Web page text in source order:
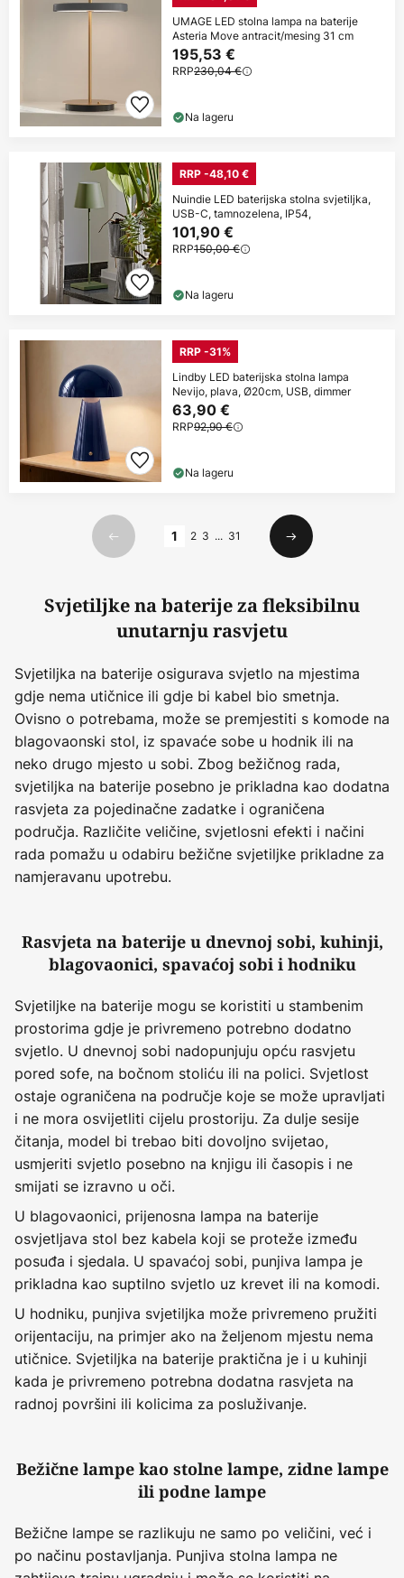
UMAGE LED stolna lampa na baterije
Asteria Move antracit/mesing 31 cm
195,53 €
RRP230,04 €
Na lageru
RRP -48,10 €
Nuindie LED baterijska stolna svjetiljka,
USB-C, tamnozelena, IP54,
101,90 €
RRP150,00 €
Na lageru
RRP -31%
Lindby LED baterijska stolna lampa
Nevijo, plava, Ø20cm, USB, dimmer
63,90 €
RRP92,90 €
Na lageru
Prethodno
1 2 3 ... 31
Sljedeći
Svjetiljke na baterije za fleksibilnu
unutarnju rasvjetu
Svjetiljka na baterije osigurava svjetlo na mjestima
gdje nema utičnice ili gdje bi kabel bio smetnja.
Ovisno o potrebama, može se premjestiti s komode na
blagovaonski stol, iz spavaće sobe u hodnik ili na
neko drugo mjesto u sobi. Zbog bežičnog rada,
svjetiljka na baterije posebno je prikladna kao dodatna
rasvjeta za pojedinačne zadatke i ograničena
područja. Različite veličine, svjetlosni efekti i načini
rada pomažu u odabiru bežične svjetiljke prikladne za
namjeravanu upotrebu.
Rasvjeta na baterije u dnevnoj sobi, kuhinji,
blagovaonici, spavaćoj sobi i hodniku
Svjetiljke na baterije mogu se koristiti u stambenim
prostorima gdje je privremeno potrebno dodatno
svjetlo. U dnevnoj sobi nadopunjuju opću rasvjetu
pored sofe, na bočnom stoliću ili na polici. Svjetlost
ostaje ograničena na područje koje se može upravljati
i ne mora osvijetliti cijelu prostoriju. Za dulje sesije
čitanja, model bi trebao biti dovoljno svijetao,
usmjeriti svjetlo posebno na knjigu ili časopis i ne
smijati se izravno u oči.
U blagovaonici, prijenosna lampa na baterije
osvjetljava stol bez kabela koji se proteže između
posuđa i sjedala. U spavaćoj sobi, punjiva lampa je
prikladna kao suptilno svjetlo uz krevet ili na komodi.
U hodniku, punjiva svjetiljka može privremeno pružiti
orijentaciju, na primjer ako na željenom mjestu nema
utičnice. Svjetiljka na baterije praktična je i u kuhinji
kada je privremeno potrebna dodatna rasvjeta na
radnoj površini ili kolicima za posluživanje.
Bežične lampe kao stolne lampe, zidne lampe
ili podne lampe
Bežične lampe se razlikuju ne samo po veličini, već i
po načinu postavljanja. Punjiva stolna lampa ne